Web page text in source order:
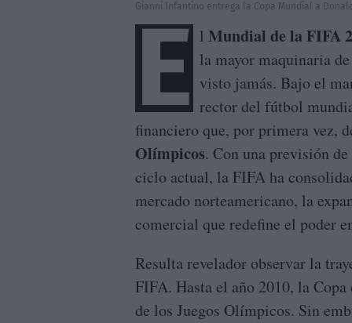
Gianni Infantino entrega la Copa Mundial a
E l Mundial de la FIFA
la mayor maquinaria
visto jamás. Bajo el
rector del fútbol
financiero que, por primera vez,
Olímpicos. Con una previsión
ciclo actual, la FIFA ha
mercado norteamericano, la
comercial que redefine el poder
Resulta revelador observar la
FIFA. Hasta el año 2010, la
de los Juegos Olímpicos. Sin